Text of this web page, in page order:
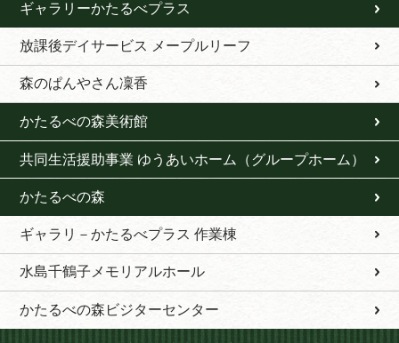
ギャラリーかたるべプラス
放課後デイサービス メープルリーフ
森のぱんやさん凜香
かたるべの森美術館
共同生活援助事業 ゆうあいホーム（グループホーム）
かたるべの森
ギャラリ－かたるべプラス 作業棟
水島千鶴子メモリアルホール
かたるべの森ビジターセンター